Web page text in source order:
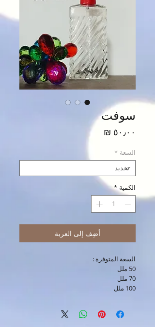
سوفت
السعر
السعة *
الكمية *
أضِف إلى العربة
السعة المتوفرة :
50 ملل
70 ملل
100 ملل